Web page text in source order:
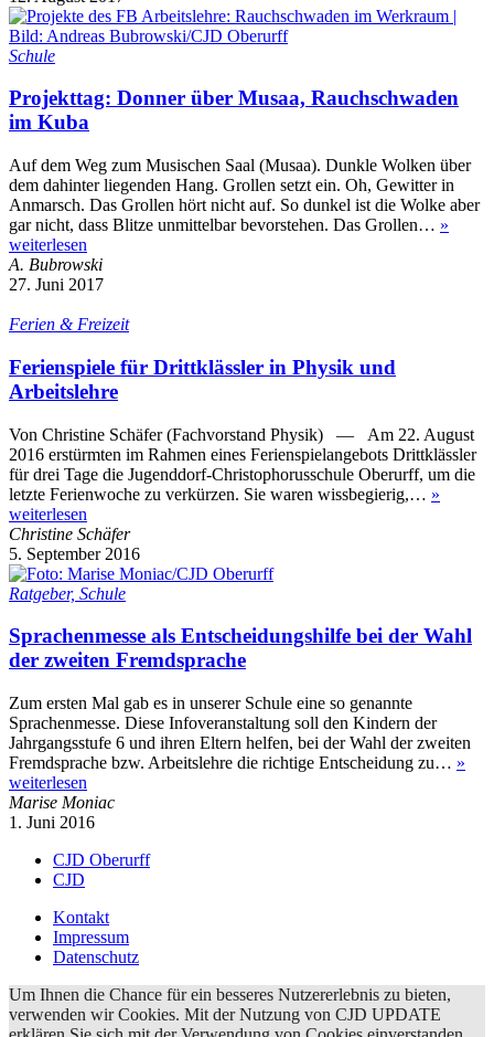
Schule
Projekttag: Donner über Musaa, Rauchschwaden
im Kuba
Auf dem Weg zum Musischen Saal (Musaa). Dunkle Wolken über
dem dahinter liegenden Hang. Grollen setzt ein. Oh, Gewitter in
Anmarsch. Das Grollen hört nicht auf. So dunkel ist die Wolke aber
gar nicht, dass Blitze unmittelbar bevorstehen. Das Grollen… »
weiterlesen
A. Bubrowski
27. Juni 2017
Ferien & Freizeit
Ferienspiele für Drittklässler in Physik und
Arbeitslehre
Von Christine Schäfer (Fachvorstand Physik) — Am 22. August
2016 erstürmten im Rahmen eines Ferienspielangebots Drittklässler
für drei Tage die Jugenddorf-Christophorusschule Oberurff, um die
letzte Ferienwoche zu verkürzen. Sie waren wissbegierig,… »
weiterlesen
Christine Schäfer
5. September 2016
Ratgeber, Schule
Sprachenmesse als Entscheidungshilfe bei der Wahl
der zweiten Fremdsprache
Zum ersten Mal gab es in unserer Schule eine so genannte
Sprachenmesse. Diese Infoveranstaltung soll den Kindern der
Jahrgangsstufe 6 und ihren Eltern helfen, bei der Wahl der zweiten
Fremdsprache bzw. Arbeitslehre die richtige Entscheidung zu… »
weiterlesen
Marise Moniac
1. Juni 2016
CJD Oberurff
CJD
Kontakt
Impressum
Datenschutz
Um Ihnen die Chance für ein besseres Nutzererlebnis zu bieten,
verwenden wir Cookies. Mit der Nutzung von CJD UPDATE